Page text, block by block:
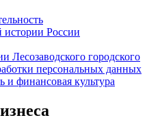
России
Лесозаводского городского
персональных данных
и финансовая культура